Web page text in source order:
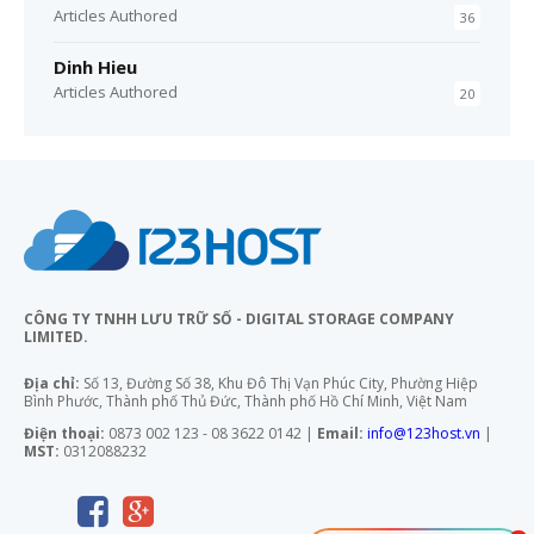
Articles Authored 36
Dinh Hieu
Articles Authored 20
CÔNG TY TNHH LƯU TRỮ SỐ - DIGITAL STORAGE COMPANY
LIMITED.
Địa chỉ: Số 13, Đường Số 38, Khu Đô Thị Vạn Phúc City, Phường Hiệp
Bình Phước, Thành phố Thủ Đức, Thành phố Hồ Chí Minh, Việt Nam
Điện thoại: 0873 002 123 - 08 3622 0142 | Email: info@123host.vn |
MST: 0312088232